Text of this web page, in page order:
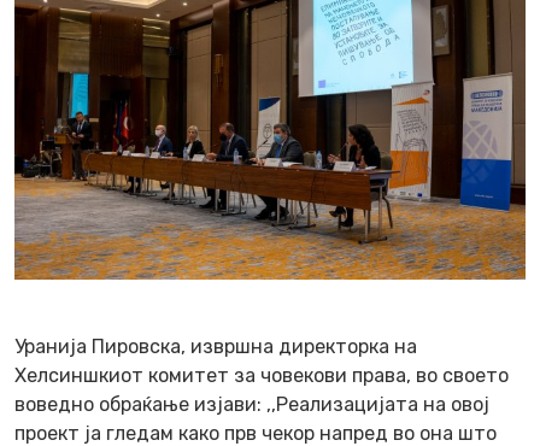
Уранија Пировска, извршна директорка на
Хелсиншкиот комитет за човекови права, во своето
воведно обраќање изјави: ,,Реализацијата на овој
проект ја гледам како прв чекор напред во она што